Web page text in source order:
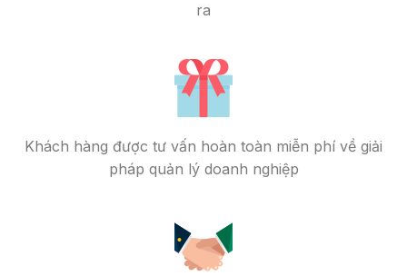
ra
Khách hàng được tư vấn hoàn toàn miễn phí về giải
pháp quản lý doanh nghiệp